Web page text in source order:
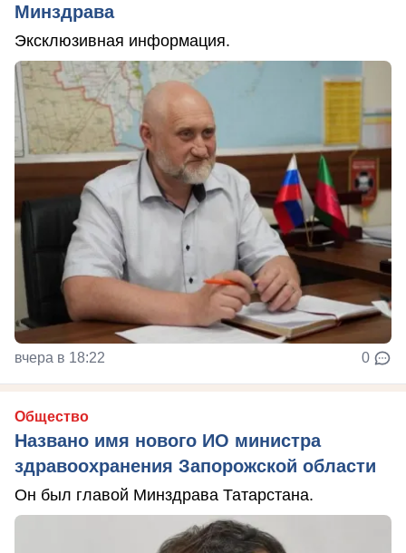
Минздрава
Эксклюзивная информация.
вчера в 18:22 0
Общество
Названо имя нового ИО министра
здравоохранения Запорожской области
Он был главой Минздрава Татарстана.